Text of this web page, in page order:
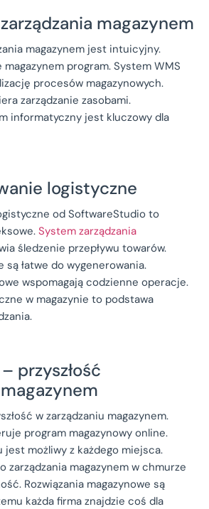
magazynem
magazynem jest intuicyjny.
magazynem program. System WMS
procesów magazynowych.
zarządzanie zasobami.
informatyczny jest kluczowy dla
logistyczne
od SoftwareStudio to
System zarządzania
śledzenie przepływu towarów.
łatwe do wygenerowania.
wspomagają codzienne operacje.
w magazynie to podstawa
przyszłość
w zarządzaniu magazynem.
program magazynowy online.
możliwy z każdego miejsca.
zarządzania magazynem w chmurze
Rozwiązania magazynowe są
każda firma znajdzie coś dla